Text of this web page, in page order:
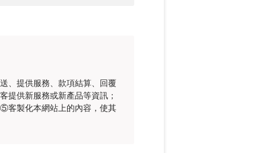
、提供服務、款項結算、回覆
提供新服務或新產品等資訊；
客製化本網站上的內容，使其